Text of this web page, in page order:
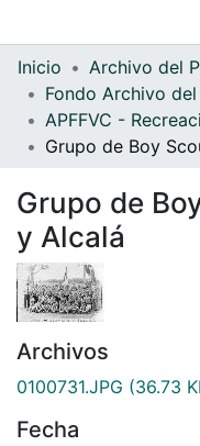
Inicio
Grupo de
y Alcalá
Archivos
0100731.JPG (36.73
Fecha